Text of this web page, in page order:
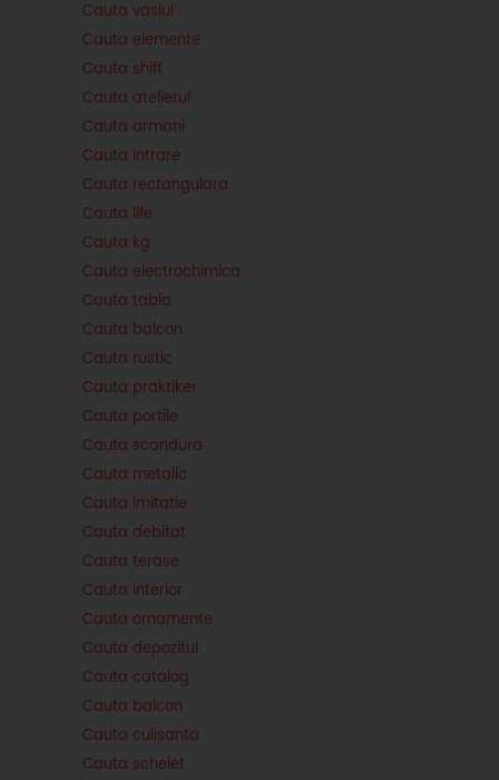
Cauta vaslui
Cauta elemente
Cauta shift
Cauta atelierul
Cauta armani
Cauta intrare
Cauta rectangulara
Cauta life
Cauta kg
Cauta electrochimica
Cauta tabla
Cauta balcon
Cauta rustic
Cauta praktiker
Cauta portile
Cauta scandura
Cauta metalic
Cauta imitatie
Cauta debitat
Cauta terase
Cauta interior
Cauta ornamente
Cauta depozitul
Cauta catalog
Cauta balcon
Cauta culisanta
Cauta schelet